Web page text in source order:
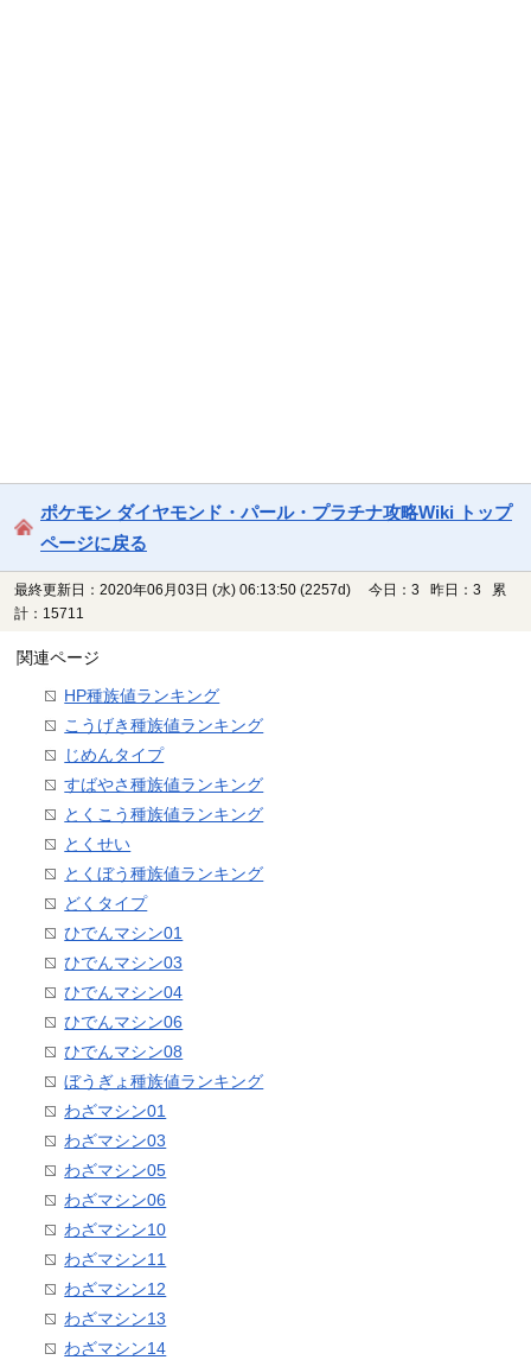
ポケモン ダイヤモンド・パール・プラチナ攻略Wiki トップ
ページに戻る
最終更新日：2020年06月03日 (水) 06:13:50 (2257d)
今日：3 昨日：3 累
計：15711
関連ページ
HP種族値ランキング
こうげき種族値ランキング
じめんタイプ
すばやさ種族値ランキング
とくこう種族値ランキング
とくせい
とくぼう種族値ランキング
どくタイプ
ひでんマシン01
ひでんマシン03
ひでんマシン04
ひでんマシン06
ひでんマシン08
ぼうぎょ種族値ランキング
わざマシン01
わざマシン03
わざマシン05
わざマシン06
わざマシン10
わざマシン11
わざマシン12
わざマシン13
わざマシン14